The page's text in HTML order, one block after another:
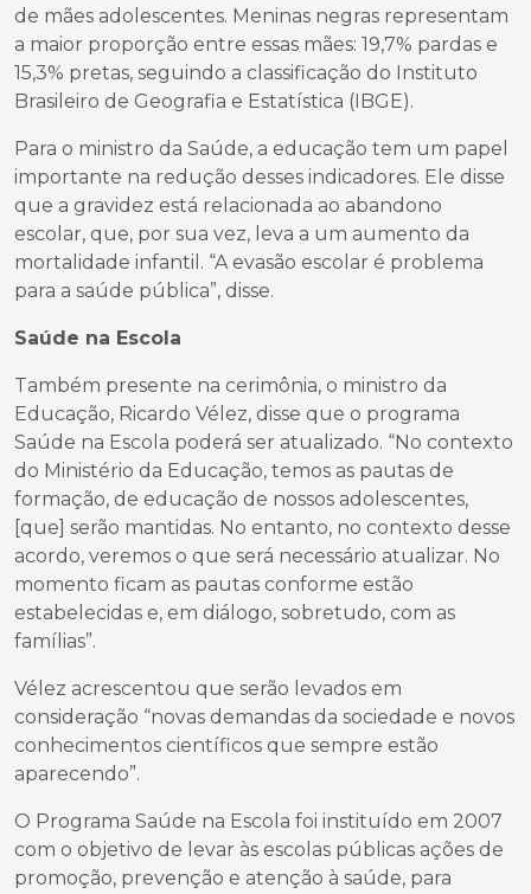
de mães adolescentes. Meninas negras representam
a maior proporção entre essas mães: 19,7% pardas e
15,3% pretas, seguindo a classificação do Instituto
Brasileiro de Geografia e Estatística (IBGE).
Para o ministro da Saúde, a educação tem um papel
importante na redução desses indicadores. Ele disse
que a gravidez está relacionada ao abandono
escolar, que, por sua vez, leva a um aumento da
mortalidade infantil. “A evasão escolar é problema
para a saúde pública”, disse.
Saúde na Escola
Também presente na cerimônia, o ministro da
Educação, Ricardo Vélez, disse que o programa
Saúde na Escola poderá ser atualizado. “No contexto
do Ministério da Educação, temos as pautas de
formação, de educação de nossos adolescentes,
[que] serão mantidas. No entanto, no contexto desse
acordo, veremos o que será necessário atualizar. No
momento ficam as pautas conforme estão
estabelecidas e, em diálogo, sobretudo, com as
famílias”.
Vélez acrescentou que serão levados em
consideração “novas demandas da sociedade e novos
conhecimentos científicos que sempre estão
aparecendo”.
O Programa Saúde na Escola foi instituído em 2007
com o objetivo de levar às escolas públicas ações de
promoção, prevenção e atenção à saúde, para